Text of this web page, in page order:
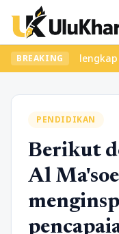
BREAKING
lengkap hanya
PENDIDIKAN
Berikut
Al